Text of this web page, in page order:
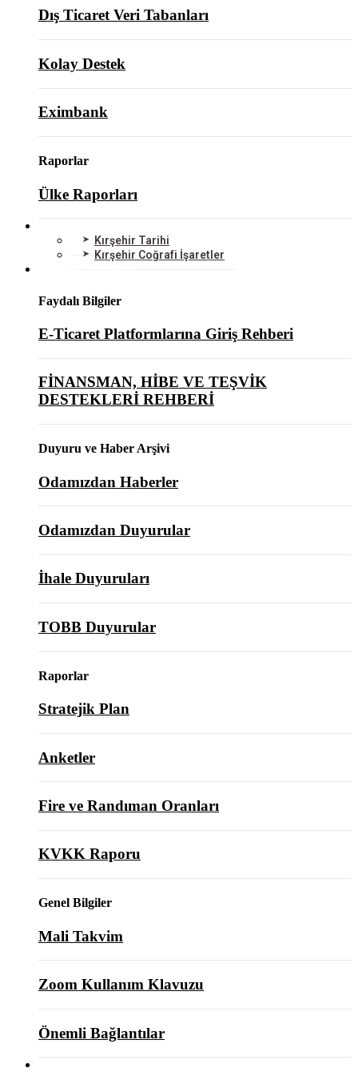
Dış Ticaret Veri Tabanları
Kolay Destek
Eximbank
Raporlar
Ülke Raporları
Kırşehir Tarihi
Kırşehir Coğrafi İşaretler
Faydalı Bilgiler
E-Ticaret Platformlarına Giriş Rehberi
FİNANSMAN, HİBE VE TEŞVİK
DESTEKLERİ REHBERİ
Duyuru ve Haber Arşivi
Odamızdan Haberler
Odamızdan Duyurular
İhale Duyuruları
TOBB Duyurular
Raporlar
Stratejik Plan
Anketler
Fire ve Randıman Oranları
KVKK Raporu
Genel Bilgiler
Mali Takvim
Zoom Kullanım Klavuzu
Önemli Bağlantılar